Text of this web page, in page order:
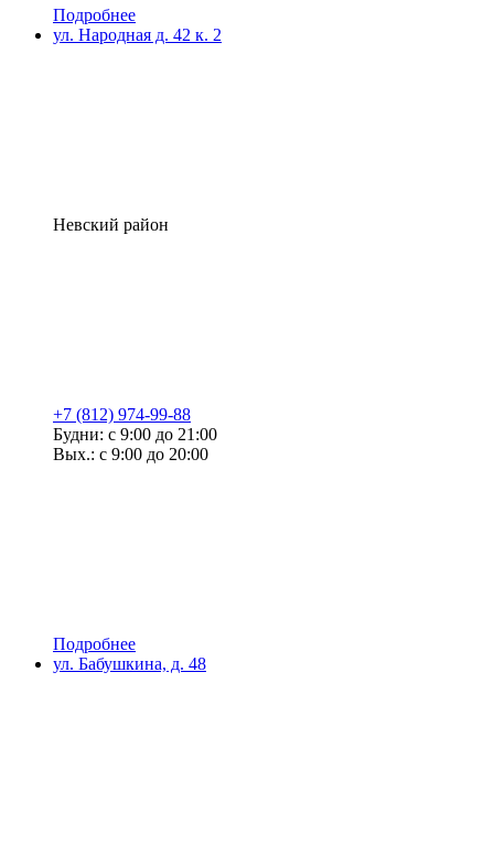
Подробнее
ул. Народная д. 42 к. 2
Невский район
+7 (812) 974-99-88
Будни: с 9:00 до 21:00
Вых.: с 9:00 до 20:00
Подробнее
ул. Бабушкина, д. 48